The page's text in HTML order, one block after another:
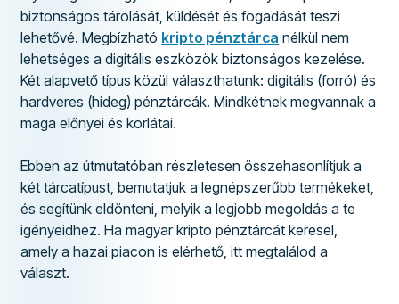
biztonságos tárolását, küldését és fogadását teszi
lehetővé. Megbízható kripto pénztárca nélkül nem
lehetséges a digitális eszközök biztonságos kezelése.
Két alapvető típus közül választhatunk: digitális (forró) és
hardveres (hideg) pénztárcák. Mindkétnek megvannak a
maga előnyei és korlátai.
Ebben az útmutatóban részletesen összehasonlítjuk a
két tárcatípust, bemutatjuk a legnépszerűbb termékeket,
és segítünk eldönteni, melyik a legjobb megoldás a te
igényeidhez. Ha magyar kripto pénztárcát keresel,
amely a hazai piacon is elérhető, itt megtalálod a
választ.